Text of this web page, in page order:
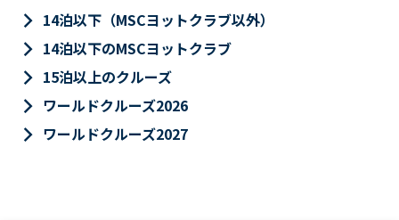
keyboard_arrow_right 14泊以下（MSCヨットクラブ以外）
keyboard_arrow_right 14泊以下のMSCヨットクラブ
keyboard_arrow_right 15泊以上のクルーズ
keyboard_arrow_right ワールドクルーズ2026
keyboard_arrow_right ワールドクルーズ2027